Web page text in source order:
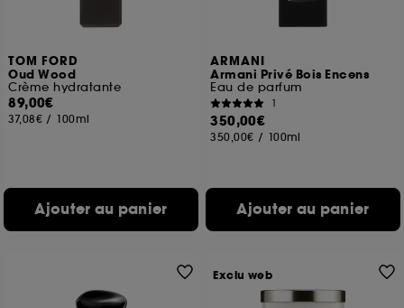
TOM FORD
Oud Wood
Crème hydratante
89,00€
37,08€ / 100ml
Ajouter au panier
ARMANI
Armani Privé Bois Encens
Eau de parfum
1
350,00€
350,00€ / 100ml
Ajouter au panier
Exclu web